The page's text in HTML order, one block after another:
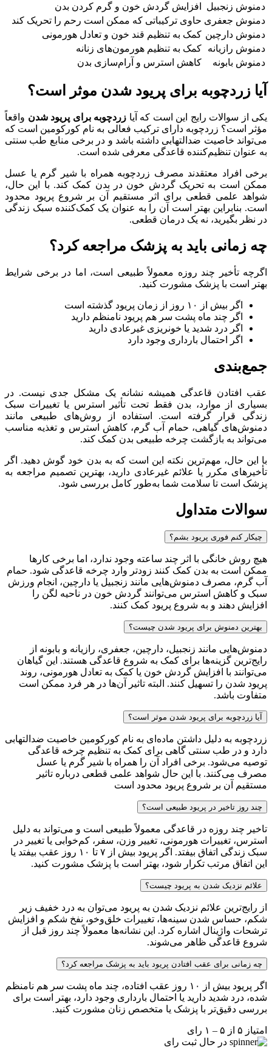
دمنوش زنجبیل
افزایش گردش خون و گرم کردن بدن
دمنوش جعفری حاوی ترکیباتی که ممکن است رحم را تحریک کند
دمنوش دارچین کمک به تنظیم قند خون و تعادل هورمونی
دمنوش رازیانه
کمک به تنظیم هورمون‌های زنانه
دمنوش بابونه
کاهش استرس و آرام‌سازی بدن
آیا زردچوبه برای پریود شدن موثر است؟
یکی از سوالات رایج این است که آیا زردچوبه برای پریود شدن واقعاً
مؤثر است؟ زردچوبه دارای ترکیب فعالی به نام کورکومین است که
می‌تواند خاصیت ضدالتهابی داشته باشد و در برخی منابع طب سنتی
به عنوان تنظیم‌کننده قاعدگی معرفی شده است.
برخی افراد معتقدند مصرف زردچوبه همراه با شیر گرم یا عسل
ممکن است به تحریک گردش خون در بدن کمک کند. با این حال،
شواهد علمی قطعی برای اثر مستقیم آن بر شروع پریود محدود
است. بنابراین بهتر است آن را به عنوان یک کمک‌کننده سبک زندگی
در نظر بگیرید، نه یک درمان قطعی.
چه زمانی باید به پزشک مراجعه کرد؟
اگرچه تأخیر چند روزه معمولاً طبیعی است، اما در برخی شرایط
بهتر است با پزشک مشورت کنید.
اگر بیش از ۱۰ روز از زمان پریود گذشته است
اگر چند ماه پشت سر هم پریود نامنظم دارید
اگر درد شدید یا خونریزی غیرعادی دارید
اگر احتمال بارداری وجود دارد
جمع‌بندی
عقب افتادن قاعدگی همیشه نشانه یک مشکل جدی نیست. در
بسیاری از موارد، بدن فقط تحت تأثیر استرس یا تغییرات سبک
زندگی قرار گرفته است. استفاده از روش‌های طبیعی مانند
دمنوش‌های گیاهی، حمام آب گرم، کاهش استرس و تغذیه مناسب
می‌تواند به بازگشت چرخه طبیعی بدن کمک کند.
با این حال، مهم‌ترین نکته این است که به بدن خود گوش دهید. اگر
تأخیرهای مکرر یا علائم غیرعادی دارید، بهترین تصمیم مراجعه به
پزشک است تا سلامت شما به‌طور کامل بررسی شود.
سوالات متداول
چیکار کنم فوری پریود بشم؟
هیچ روش خانگی با اثر چند ساعته وجود ندارد، اما برخی کارها
ممکن است به بدن کمک کنند زودتر وارد چرخه قاعدگی شود. حمام
آب گرم، مصرف دمنوش‌هایی مانند زنجبیل یا دارچین، انجام ورزش
سبک و کاهش استرس می‌توانند گردش خون در ناحیه لگن را
افزایش دهند و به شروع پریود کمک کنند.
بهترین دمنوش برای پریود شدن چیست؟
دمنوش‌هایی مانند زنجبیل، دارچین، جعفری، رازیانه و بابونه از
رایج‌ترین گزینه‌ها برای کمک به شروع قاعدگی هستند. این گیاهان
می‌توانند با افزایش گردش خون یا کمک به تعادل هورمونی، روند
پریود شدن را تسهیل کنند. البته تاثیر آن‌ها در هر فرد ممکن است
متفاوت باشد.
آیا زردچوبه برای پریود شدن موثر است؟
زردچوبه به دلیل داشتن ماده‌ای به نام کورکومین خاصیت ضدالتهابی
دارد و در طب سنتی گاهی برای کمک به تنظیم چرخه قاعدگی
توصیه می‌شود. برخی افراد آن را همراه با شیر گرم یا عسل
مصرف می‌کنند. با این حال شواهد علمی قطعی درباره تاثیر
مستقیم آن بر شروع پریود محدود است
چند روز تاخیر در پریود طبیعی است؟
تاخیر چند روزه در قاعدگی معمولاً طبیعی است و می‌تواند به دلیل
استرس، تغییرات هورمونی، تغییر وزن، سفر، کم‌خوابی یا تغییر در
سبک زندگی اتفاق بیفتد. اگر پریود بیش از ۷ تا ۱۰ روز عقب بیفتد یا
این اتفاق مرتب تکرار شود، بهتر است با پزشک مشورت کنید.
علائم نزدیک شدن به پریود چیست؟
از رایج‌ترین علائم نزدیک شدن به پریود می‌توان به درد خفیف زیر
شکم، حساس شدن سینه‌ها، تغییرات خلق‌وخو، نفخ شکم و افزایش
ترشحات واژینال اشاره کرد. این نشانه‌ها معمولاً چند روز قبل از
شروع قاعدگی ظاهر می‌شوند.
چه زمانی برای عقب افتادن پریود باید به پزشک مراجعه کرد؟
اگر پریود بیش از ۱۰ روز عقب افتاده، چند ماه پشت سر هم نامنظم
شده، درد شدید دارید یا احتمال بارداری وجود دارد، بهتر است برای
بررسی دقیق‌تر با پزشک یا متخصص زنان مشورت کنید.
امتیاز ۵ از ۵ – ۱ رای
در حال ثبت رای